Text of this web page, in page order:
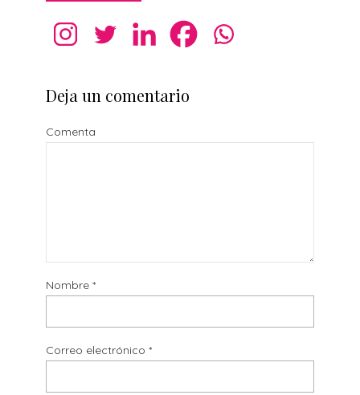
Deja un comentario
Comenta
Nombre *
Correo electrónico *